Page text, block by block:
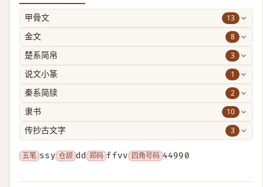
甲骨文 13
金文 8
楚系简帛 3
说文小篆 1
秦系简牍 2
隶书 10
传抄古文字 3
五笔 ssy 仓颉 dd 郑码 ffvv 四角号码 44990